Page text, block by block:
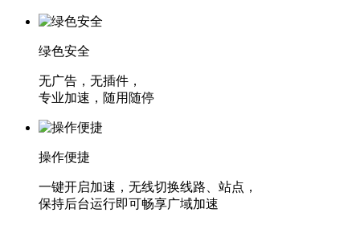
绿色安全
无广告，无插件，
专业加速，随用随停
操作便捷
一键开启加速，无线切换线路、站点，
保持后台运行即可畅享广域加速